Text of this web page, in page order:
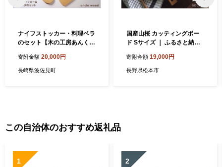
ナイフストッカー・料理ベラ
のセット【木の工房あんくる
寄附金額 20,000円
長崎県波佐見町
国産山桜 カッティングボー
ド Sサイズ ｜ ふるさと納税
カッティングボード 一枚板
食卓 木目 手作り 伝統 工芸品
寄附金額 19,000円
長野県松本市
この自治体のおすすめ返礼品
1 2